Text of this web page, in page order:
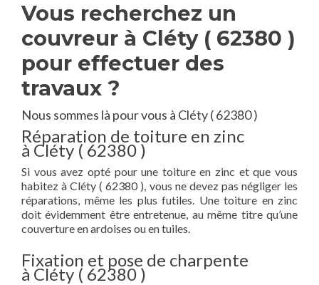
Vous recherchez un
couvreur à Cléty ( 62380 )
pour effectuer des
travaux ?
Nous sommes là pour vous à Cléty ( 62380 )
Réparation de toiture en zinc
à Cléty ( 62380 )
Si vous avez opté pour une toiture en zinc et que vous
habitez à Cléty ( 62380 ), vous ne devez pas négliger les
réparations, même les plus futiles. Une toiture en zinc
doit évidemment être entretenue, au même titre qu’une
couverture en ardoises ou en tuiles.
Fixation et pose de charpente
à Cléty ( 62380 )